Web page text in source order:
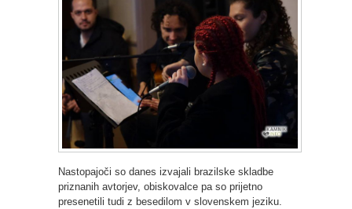
Nastopajoči so danes izvajali brazilske skladbe
priznanih avtorjev, obiskovalce pa so prijetno
presenetili tudi z besedilom v slovenskem jeziku.